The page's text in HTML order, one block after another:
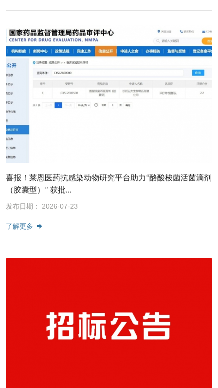
喜报！莱恩医药抗感染动物研究平台助力“酪酸梭菌活菌滴剂
（胶囊型）” 获批...
发布日期： 2026-07-23
了解更多